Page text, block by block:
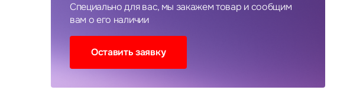
Специально для вас, мы закажем товар и сообщим
вам о его наличии
Оставить заявку